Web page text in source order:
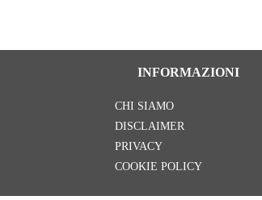
INFORMAZIONI
CHI SIAMO
DISCLAIMER
PRIVACY
COOKIE POLICY